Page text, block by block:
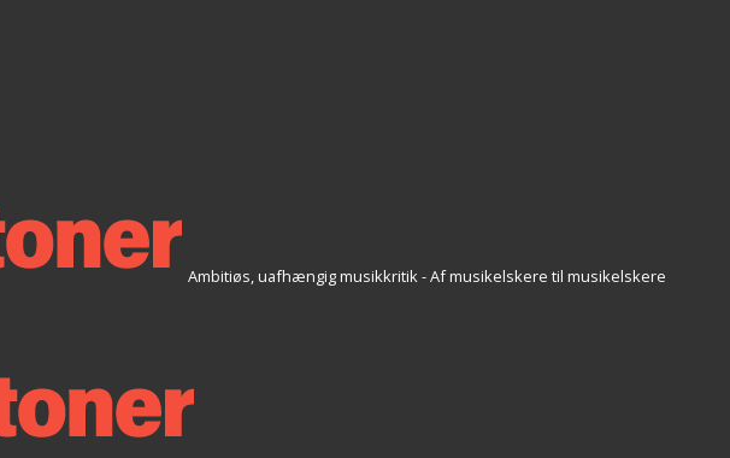
Ambitiøs, uafhængig musikkritik - Af musikelskere til musikelskere